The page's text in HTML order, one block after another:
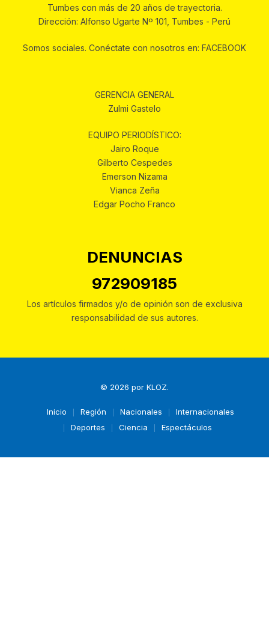
Tumbes con más de 20 años de trayectoria.
Dirección: Alfonso Ugarte Nº 101, Tumbes - Perú
Somos sociales. Conéctate con nosotros en: FACEBOOK
GERENCIA GENERAL
Zulmi Gastelo
EQUIPO PERIODÍSTICO:
Jairo Roque
Gilberto Cespedes
Emerson Nizama
Vianca Zeña
Edgar Pocho Franco
DENUNCIAS
972909185
Los artículos firmados y/o de opinión son de exclusiva
responsabilidad de sus autores.
© 2026 por KLOZ.
Inicio Región Nacionales
Internacionales
Deportes
Ciencia Espectáculos